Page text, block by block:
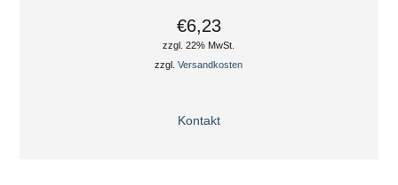
€6,23
zzgl. 22% MwSt.
zzgl.Versandkosten
Kontakt